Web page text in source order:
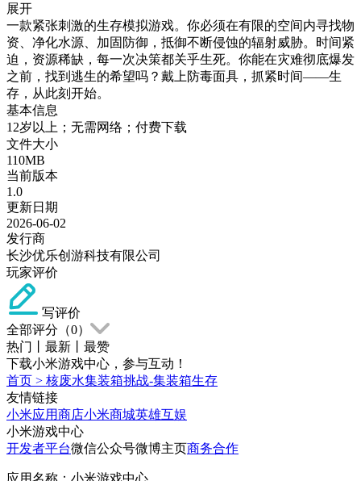
展开
一款紧张刺激的生存模拟游戏。你必须在有限的空间内寻找物
资、净化水源、加固防御，抵御不断侵蚀的辐射威胁。时间紧
迫，资源稀缺，每一次决策都关乎生死。你能在灾难彻底爆发
之前，找到逃生的希望吗？戴上防毒面具，抓紧时间——生
存，从此刻开始。
基本信息
12岁以上；无需网络；付费下载
文件大小
110MB
当前版本
1.0
更新日期
2026-06-02
发行商
长沙优乐创游科技有限公司
玩家评价
写评价
全部评分（0）
热门
最新
最赞
下载小米游戏中心，参与互动！
首页 > 核废水集装箱挑战-集装箱生存
友情链接
小米应用商店小米商城英雄互娱
小米游戏中心
开发者平台微信公众号微博主页商务合作
应用名称：小米游戏中心